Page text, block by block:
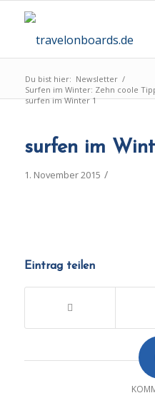
Du bist hier: Newsletter /
Surfen im Winter: Zehn coole
surfen im Winter 1
surfen im
1. November 2015 /
Eintrag teilen